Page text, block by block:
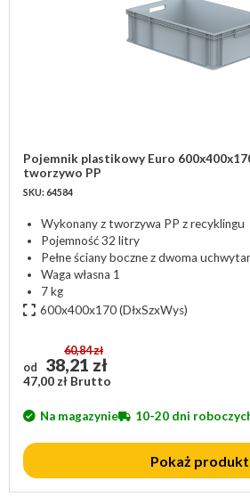
Pojemnik plastikowy Euro
tworzywo PP
SKU: 64584
Wykonany z tworzywa PP z recyklingu
Pojemność 32 litry
Pełne ściany boczne z dwoma
Waga własna 1
7 kg
600x400x170(DłxSzxWys)
od
60,84 zł
38,21 zł
47,00 zł Brutto
Na magazynie 10-20 dni
Pokaż produkt